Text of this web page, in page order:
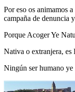
Por eso os animamos
campaña de denuncia
Porque Acoger Ye
Nativa o extranjera, es
Ningún ser humano ye